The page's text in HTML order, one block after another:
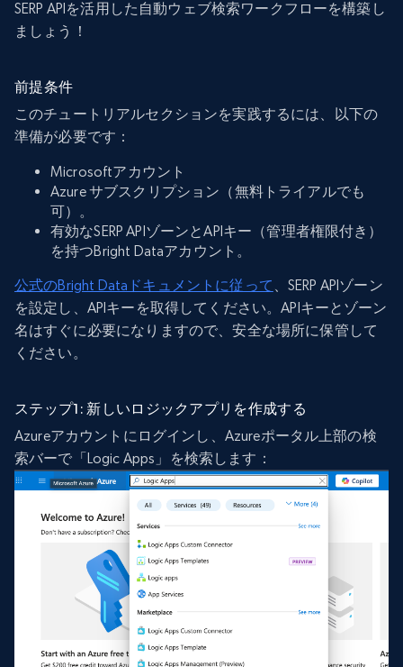
SERP APIを活用した自動ウェブ検索ワークフローを構築し
ましょう！
前提条件
このチュートリアルセクションを実践するには、以下の
準備が必要です：
Microsoftアカウント
Azure サブスクリプション（無料トライアルでも
可）。
有効なSERP APIゾーンとAPIキー（管理者権限付き）
を持つBright Dataアカウント。
公式のBright Dataドキュメントに従って 、SERP APIゾーン
を設定し、APIキーを取得してください。APIキーとゾーン
名はすぐに必要になりますので、安全な場所に保管して
ください。
ステップ1: 新しいロジックアプリを作成する
Azureアカウントにログインし、Azureポータル上部の検
索バーで「Logic Apps」を検索します：